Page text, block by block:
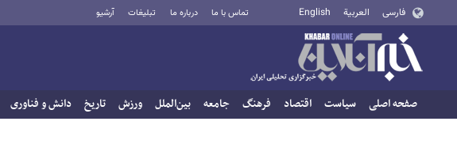
فارسی العربية English تماس با ما درباره ما تبلیغات آرشیو
صفحه اصلی سیاست اقتصاد فرهنگ جامعه بین‌الملل ورزش تاریخ دانش و فناوری